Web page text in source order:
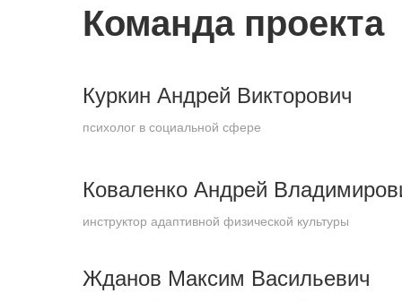
Команда проекта
Куркин Андрей Викторович
психолог в социальной сфере
Коваленко Андрей
инструктор адаптивной физической культуры
Жданов Максим Васильевич